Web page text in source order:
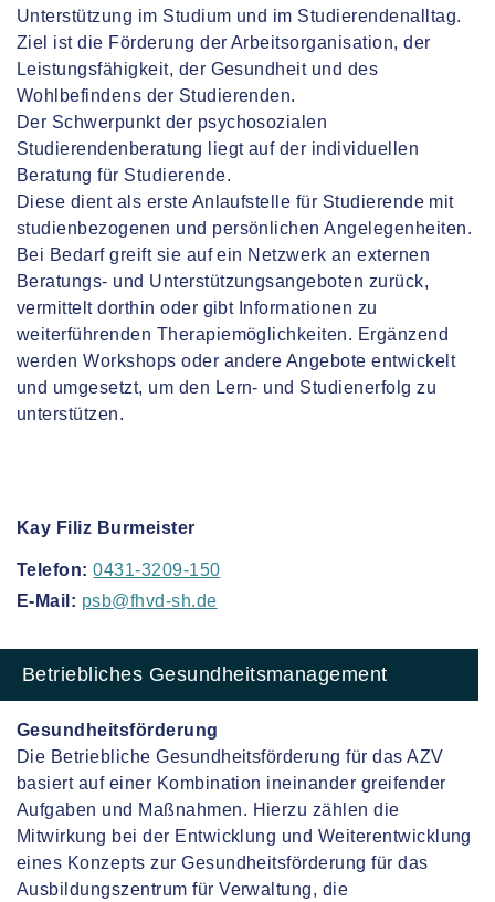
Unterstützung im Studium und im Studierendenalltag.
Ziel ist die Förderung der Arbeitsorganisation, der
Leistungsfähigkeit, der Gesundheit und des
Wohlbefindens der Studierenden.
Der Schwerpunkt der psychosozialen
Studierendenberatung liegt auf der individuellen
Beratung für Studierende.
Diese dient als erste Anlaufstelle für Studierende mit
studienbezogenen und persönlichen Angelegenheiten.
Bei Bedarf greift sie auf ein Netzwerk an externen
Beratungs- und Unterstützungsangeboten zurück,
vermittelt dorthin oder gibt Informationen zu
weiterführenden Therapiemöglichkeiten. Ergänzend
werden Workshops oder andere Angebote entwickelt
und umgesetzt, um den Lern- und Studienerfolg zu
unterstützen.
Kay Filiz Burmeister
Telefon: 0431-3209-150
E-Mail: psb@fhvd-sh.de
Betriebliches Gesundheitsmanagement
Gesundheitsförderung
Die Betriebliche Gesundheitsförderung für das AZV
basiert auf einer Kombination ineinander greifender
Aufgaben und Maßnahmen. Hierzu zählen die
Mitwirkung bei der Entwicklung und Weiterentwicklung
eines Konzepts zur Gesundheitsförderung für das
Ausbildungszentrum für Verwaltung, die